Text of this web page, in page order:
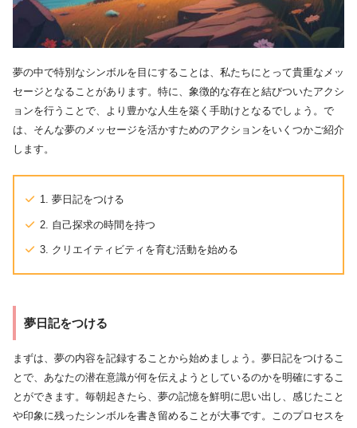
夢の中で特別なシンボルを目にすることは、私たちにとって貴重なメッ
セージとなることがあります。特に、象徴的な存在と結びついたアクシ
ョンを行うことで、より豊かな人生を築く手助けとなるでしょう。で
は、そんな夢のメッセージを活かすためのアクションをいくつかご紹介
します。
1. 夢日記をつける
2. 自己探求の時間を持つ
3. クリエイティビティを育む活動を始める
夢日記をつける
まずは、夢の内容を記録することから始めましょう。夢日記をつけるこ
とで、あなたの潜在意識が何を伝えようとしているのかを明確にするこ
とができます。毎朝起きたら、夢の記憶を鮮明に思い出し、感じたこと
や印象に残ったシンボルを書き留めることが大事です。このプロセスを